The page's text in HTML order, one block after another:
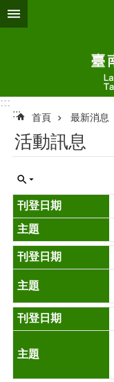
跳到主要內容區塊
:::
:::
首頁 最新消息
活動訊息